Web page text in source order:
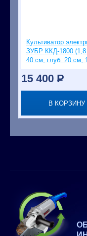
Культиватор
ЗУБР ККД-1800 (1,8
40 см, глуб. 20 см,
15 400 P
В КОРЗИНУ